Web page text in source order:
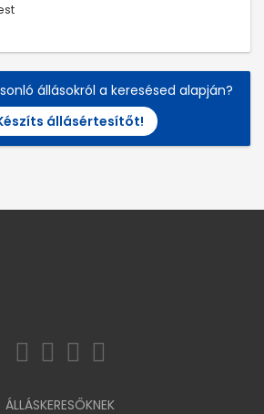
állásokról a keresésed alapján?
állásértesítőt!
ÁLLÁSKERESŐKNEK